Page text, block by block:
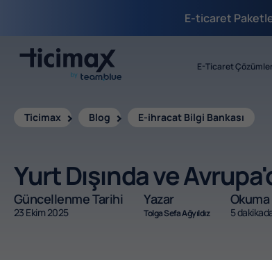
E-ticaret
E-Ticaret
Ticimax Blog E-ihracat Bilgi Bankası
Yurt Dışında ve
Güncellenme Tarihi
23 Ekim 2025
Yazar
Tolga Sefa Ağyıldız 5